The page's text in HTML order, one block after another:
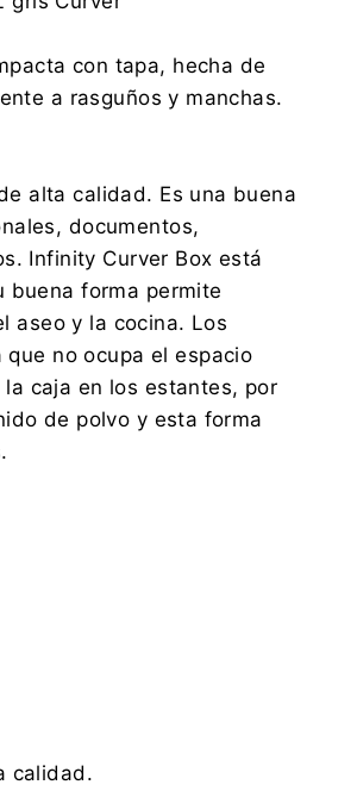
212a, 02-486 Warszawa
98 31
Sp. z o.o.
212a, 02-486 Warszawa
98 31
con tapa, hecha de
a rasguños y manchas.
alta calidad. Es una buena
documentos,
Infinity Curver Box está
buena forma permite
aseo y la cocina. Los
no ocupa el espacio
caja en los estantes, por
de polvo y esta forma
calidad.